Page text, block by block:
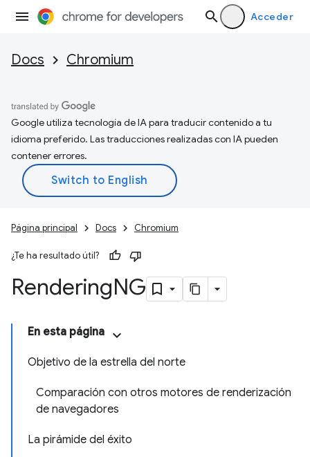
Acceder
Docs Chromium
Google utiliza tecnología de IA para traducir contenido a tu
idioma preferido. Las traducciones realizadas con IA pueden
contener errores.
Página principal Docs Chromium
¿Te ha resultado útil?
RenderingNG
En esta página
Objetivo de la estrella del norte
Comparación con otros motores de renderización
de navegadores
La pirámide del éxito